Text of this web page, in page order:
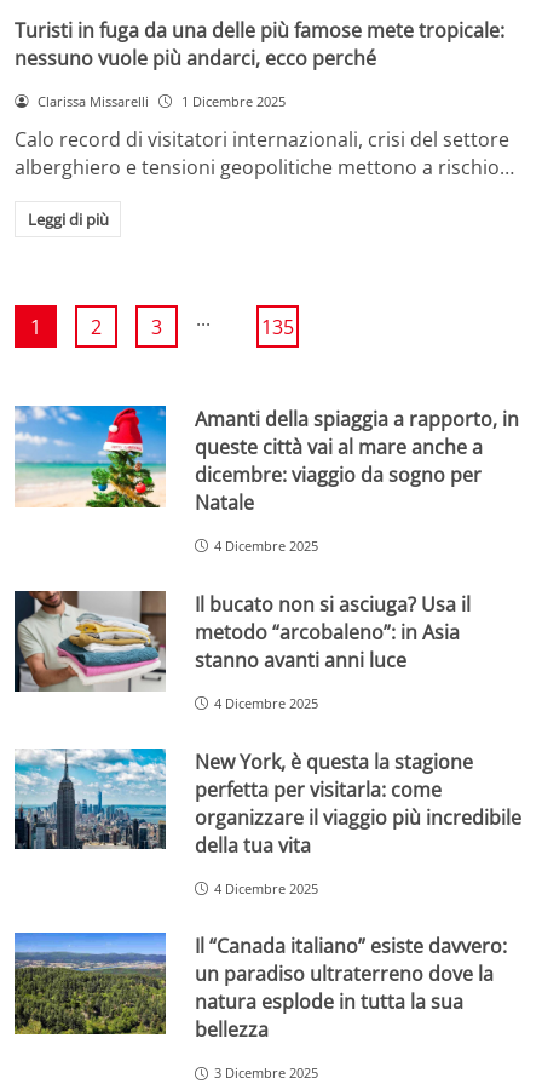
Turisti in fuga da una delle più famose mete tropicale:
nessuno vuole più andarci, ecco perché
Clarissa Missarelli 1 Dicembre 2025
Calo record di visitatori internazionali, crisi del settore
alberghiero e tensioni geopolitiche mettono a rischio…
Leggi di più
1 2 3 ... 135
Amanti della spiaggia a rapporto, in
queste città vai al mare anche a
dicembre: viaggio da sogno per
Natale
4 Dicembre 2025
Il bucato non si asciuga? Usa il
metodo “arcobaleno”: in Asia
stanno avanti anni luce
4 Dicembre 2025
New York, è questa la stagione
perfetta per visitarla: come
organizzare il viaggio più incredibile
della tua vita
4 Dicembre 2025
Il “Canada italiano” esiste davvero:
un paradiso ultraterreno dove la
natura esplode in tutta la sua
bellezza
3 Dicembre 2025